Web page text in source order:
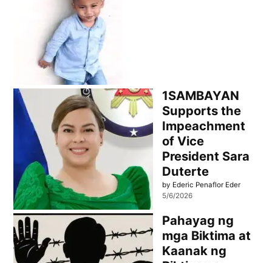
1SAMBAYAN
Supports the
Impeachment
of Vice
President Sara
Duterte
by Ederic Penaflor Eder
5/6/2026
Pahayag ng
mga Biktima at
Kaanak ng